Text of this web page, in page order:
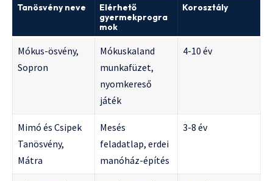
Tanösvény neve
Elérhető
gyermekprogra
mok
Korosztály
Mókus-ösvény,
Sopron
Mókuskaland
munkafüzet,
nyomkereső
játék
4-10 év
Mimó és Csipek
Tanösvény,
Mátra
Mesés
feladatlap, erdei
manóház-építés
3-8 év